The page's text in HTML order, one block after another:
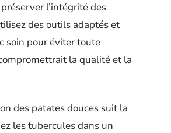
l’intégrité des
des outils adaptés et
soin pour éviter toute
la qualité et la
des patates douces suit la
les tubercules dans un